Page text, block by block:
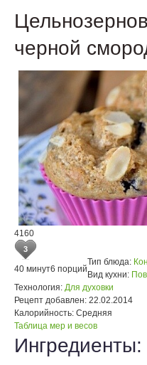
черной
4160
3
40 минут6 порций
Тип блюда:
Вид кухни:
Технология: Для духовки
Рецепт добавлен: 22.02.2014
Калорийность: Средняя
Таблица мер и весов
Ингредиенты: